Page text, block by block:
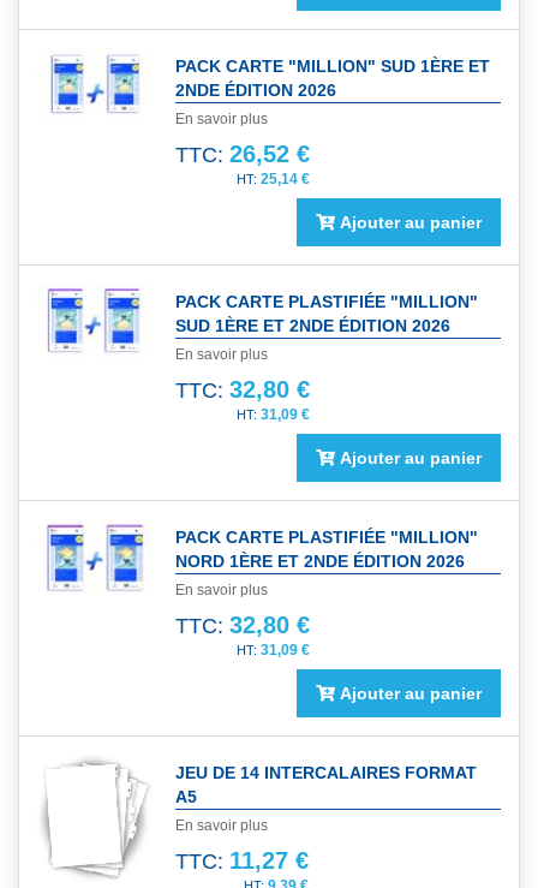
PACK CARTE "MILLION" SUD 1ÈRE ET
2NDE ÉDITION 2026
En savoir plus
TTC: 26,52 €
25,14 €
Ajouter au panier
PACK CARTE PLASTIFIÉE "MILLION"
SUD 1ÈRE ET 2NDE ÉDITION 2026
En savoir plus
TTC: 32,80 €
31,09 €
Ajouter au panier
PACK CARTE PLASTIFIÉE "MILLION"
NORD 1ÈRE ET 2NDE ÉDITION 2026
En savoir plus
TTC: 32,80 €
31,09 €
Ajouter au panier
JEU DE 14 INTERCALAIRES FORMAT
A5
En savoir plus
TTC: 11,27 €